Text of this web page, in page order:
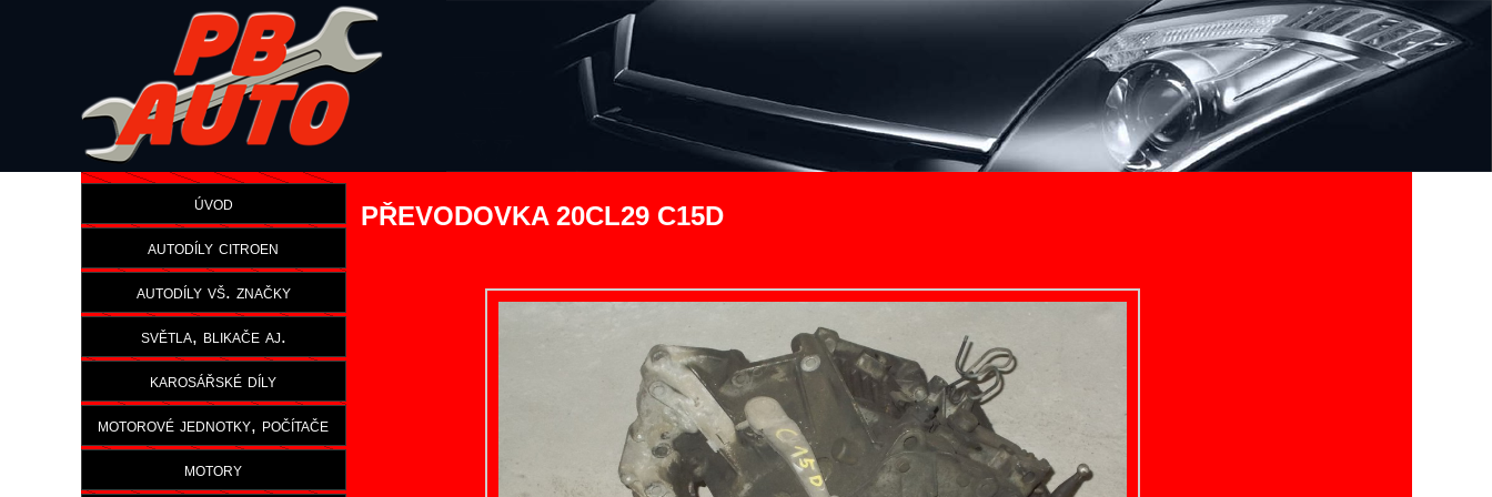
úvod
autodíly citroen
autodíly vš. značky
světla, blikače aj.
karosářské díly
motorové jednotky, počítače
motory
PŘEVODOVKA 20CL29 C15D